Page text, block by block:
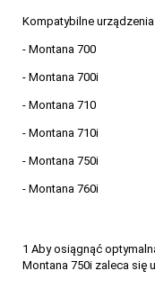
Kompatybilne
- Montana 700
- Montana 700i
- Montana 710
- Montana 710i
- Montana 750i
- Montana 760i
1 Aby osiągnąć
Montana 750i zaleca się